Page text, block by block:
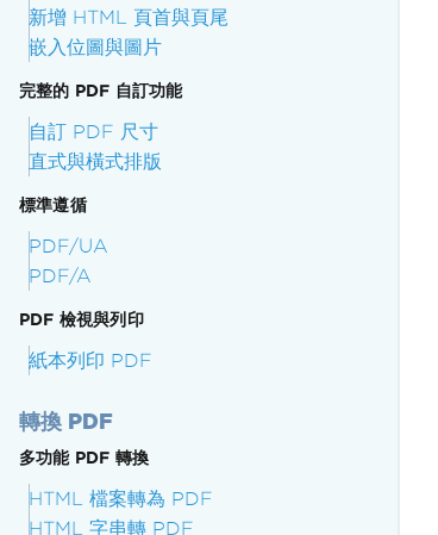
新增 HTML 頁首與頁尾
嵌入位圖與圖片
完整的 PDF 自訂功能
自訂 PDF 尺寸
直式與橫式排版
標準遵循
PDF/UA
PDF/A
PDF 檢視與列印
紙本列印 PDF
轉換 PDF
多功能 PDF 轉換
HTML 檔案轉為 PDF
HTML 字串轉 PDF